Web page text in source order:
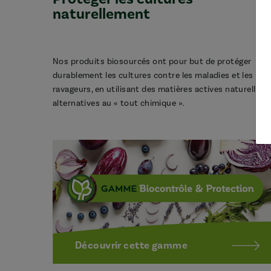
naturellement
Nos produits biosourcés ont pour but de protéger
durablement les cultures contre les maladies et les
ravageurs, en utilisant des matières actives naturelles,
alternatives au « tout chimique ».
Découvrir cette gamme